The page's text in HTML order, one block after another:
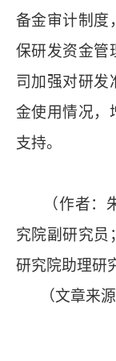
备金审计制度
保研发资金管
司加强对研发
金使用情况，
支持。
（作者：朱
究院副研究员
研究院助理研
（文章来源